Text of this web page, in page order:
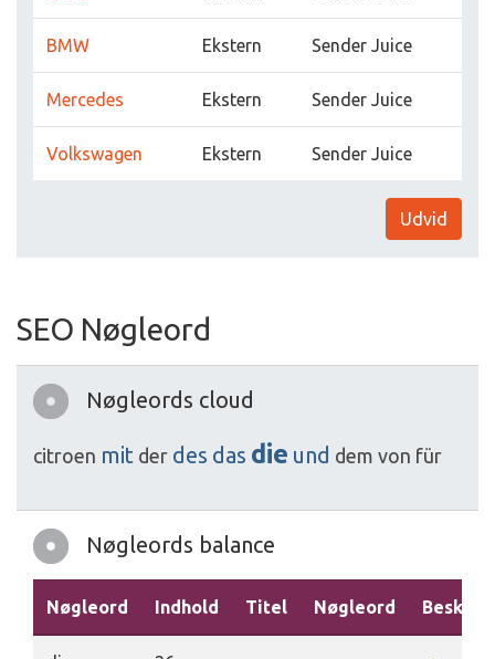
BMW Ekstern Sender Juice
Mercedes Ekstern Sender Juice
Volkswagen Ekstern Sender Juice
Udvid
SEO Nøgleord
Nøgleords cloud
citroen mit der des das die und dem von für
Nøgleords balance
Nøgleord Indhold Titel Nøgleord